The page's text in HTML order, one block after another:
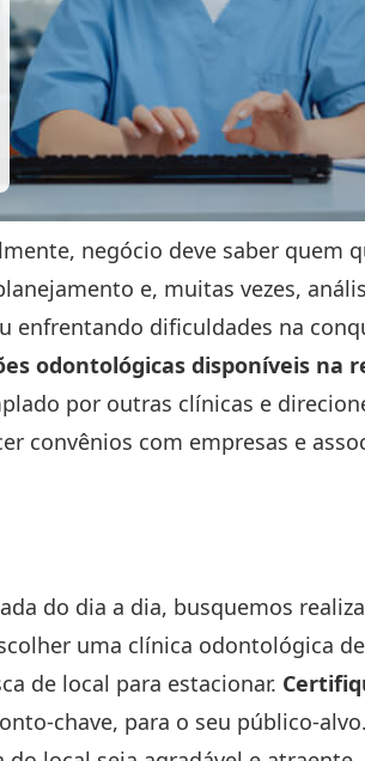
negócio deve saber quem
e, muitas vezes,
enfrentando dificuldades na
odontológicas disponíveis na
por outras clínicas e
convênios com empresas e
do dia a dia, busquemos
uma clínica odontológica
de local para estacionar.
chave, para o seu público-